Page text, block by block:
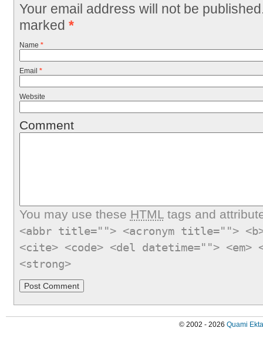
Your email address will not be
marked *
Name *
Email *
Website
Comment
You may use these HTMLtags and
<abbr title=""> <acronym title="">
<cite> <code> <del datetime="">
<strong>
© 2002 - 2026 Quami